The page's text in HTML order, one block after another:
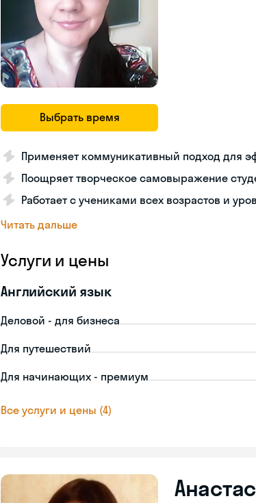
Выбрать время
Применяет коммуникативный подход для
Поощряет творческое самовыражение
Работает с учениками всех возрастов и
Читать дальше
Услуги и цены
Английский язык
Деловой - для бизнеса
Для путешествий
Для начинающих - премиум
Все услуги и цены (4)